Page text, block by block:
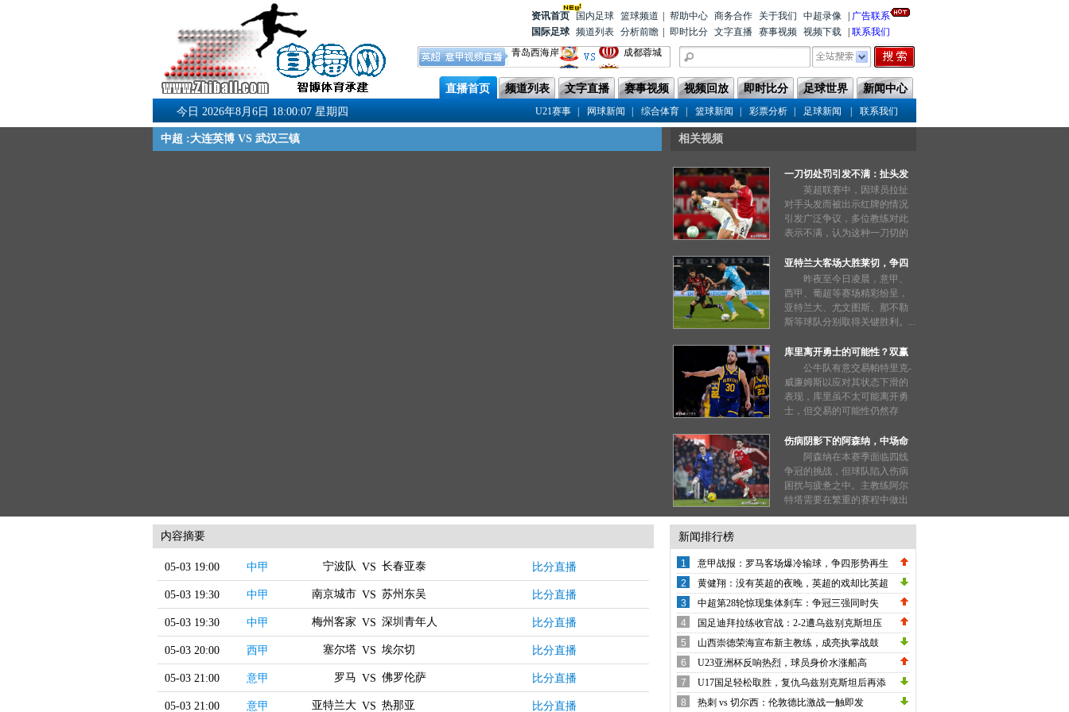
资讯首页 国内足球 篮球频道
国际足球 频道列表 分析前瞻
帮助中心 商务合作 关于我们 中超录像
广告联系
即时比分 文字直播 赛事视频 视频下载
联系我们
青岛西海岸
成都蓉城
云南玉昆
上海海港
河南队
青岛海牛
北京国安
辽宁铁人
直播首页 频道列表 文字直播 赛事视频 视频回放 即时比分 足球世界 新闻中心
U21赛事 | 网球新闻 | 综合体育 | 篮球新闻 | 彩票分析 | 足球新闻 | 联系我们
今日 2026年8月6日 18:00:07 星期四
中超 :大连英博 VS 武汉三镇 相关视频
一刀切处罚引发不满：扯头发
也能被禁赛三场？
英超联赛中，因球员拉扯
对手头发而被出示红牌的情况
引发广泛争议，多位教练对此
表示不满，认为这种一刀切的
亚特兰大客场大胜莱切，争四
形势明朗昨夜至今日凌晨，意甲、
西甲、葡超等赛场精彩纷呈，
亚特兰大、尤文图斯、那不勒
斯等球队分别取得关键胜利。...
库里离开勇士的可能性？双赢
局面值得探讨！
公牛队有意交易帕特里克-
威廉姆斯以应对其状态下滑的
表现，库里虽不太可能离开勇
士，但交易的可能性仍然存
伤病阴影下的阿森纳，中场命
脉赖斯至关重要
阿森纳在本赛季面临四线
争冠的挑战，但球队陷入伤病
困扰与疲惫之中。主教练阿尔
特塔需要在繁重的赛程中做出
明智的选择，专注于英超和欧
内容摘要
05-03 19:00 中甲 宁波队 VS 长春亚泰 比分直播
05-03 19:30 中甲 南京城市 VS 苏州东吴 比分直播
05-03 19:30 中甲 梅州客家 VS 深圳青年人 比分直播
05-03 20:00 西甲 塞尔塔 VS 埃尔切 比分直播
05-03 21:00 意甲 罗马 VS 佛罗伦萨 比分直播
05-03 21:00 意甲 亚特兰大 VS 热那亚 比分直播
新闻排行榜
1
意甲战报：罗马客场爆冷输球，争四形势再生
变数，劳塔罗刷新纪录国米高歌猛进！
2
黄健翔：没有英超的夜晚，英超的戏却比英超
还英超！
3
中超第28轮惊现集体刹车：争冠三强同时失
分，保级区上演惊天逆转
4
国足迪拜拉练收官战：2-2遭乌兹别克斯坦压
哨绝平，邵佳一执教初现战术雏形
5
山西崇德荣海宣布新主教练，成亮执掌战鼓
6
U23亚洲杯反响热烈，球员身价水涨船高
7
U17国足轻松取胜，复仇乌兹别克斯坦后再添
胜利
8 热刺 vs 切尔西：伦敦德比激战一触即发